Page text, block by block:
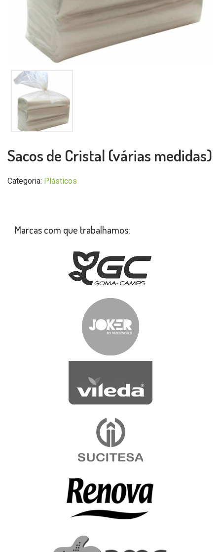
Sacos de Cristal (várias medidas)
Categoria: Plásticos
Marcas com que trabalhamos: